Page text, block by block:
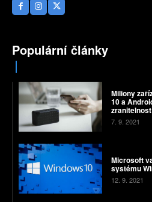
Populární články
Miliony
10 a
7. 9. 2021
Microsoft
systému
12. 9. 2021